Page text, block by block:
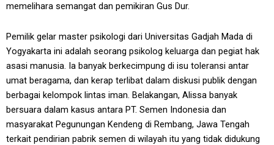
memelihara semangat dan pemikiran Gus Dur.
Pemilik gelar master psikologi dari Universitas Gadjah Mada di
Yogyakarta ini adalah seorang psikolog keluarga dan pegiat hak
asasi manusia. Ia banyak berkecimpung di isu toleransi antar
umat beragama, dan kerap terlibat dalam diskusi publik dengan
berbagai kelompok lintas iman. Belakangan, Alissa banyak
bersuara dalam kasus antara PT. Semen Indonesia dan
masyarakat Pegunungan Kendeng di Rembang, Jawa Tengah
terkait pendirian pabrik semen di wilayah itu yang tidak didukung